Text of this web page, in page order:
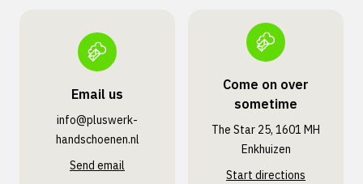
Email us
info@pluswerk­
handschoenen.nl
Send email
Come on over
sometime
The Star 25, 1601 MH
Enkhuizen
Start directions